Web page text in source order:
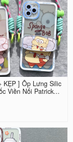
KẸP ] Ốp Lưng Silic
Viền Nổi Patrick...